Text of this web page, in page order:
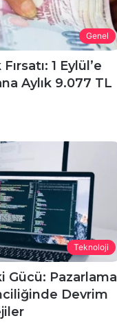
Genel
1 Eylül’e
Aylık 9.077 TL
Teknoloji
Gücü: Pazarlama
Devrim